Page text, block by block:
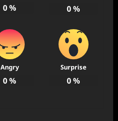
0% 0%
Angry
0%
Surprise
0%